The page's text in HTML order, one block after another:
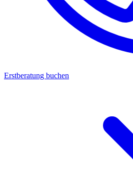
Erstberatung buchen